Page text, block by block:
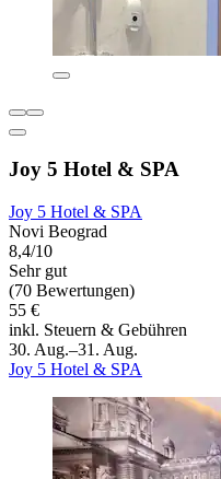
Joy 5 Hotel & SPA
Joy 5 Hotel & SPA
Novi Beograd
8,4/10
Sehr gut
(70 Bewertungen)
55 €
inkl. Steuern & Gebühren
30. Aug.–31. Aug.
Joy 5 Hotel & SPA